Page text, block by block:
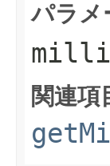
パラメ
関連項